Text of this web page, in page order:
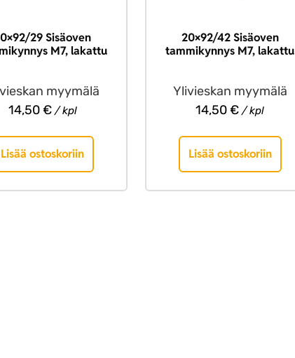
29 Sisäoven
M7, lakattu
myymälä
14,50€/ kpl
Lisää ostoskoriin
20×92/42 Sisäoven
tammikynnys M7, lakattu
Ylivieskan myymälä
14,50€ / kpl
Lisää ostoskoriin